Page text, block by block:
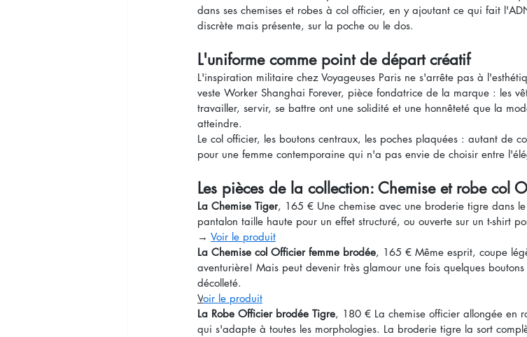
dans ses chemises et robes à col officier, en y ajoutant ce qui fait
discrète mais présente, sur la poche ou le dos.
L'uniforme comme point de départ créatif
L'inspiration militaire chez Voyageuses Paris ne s'arrête pas à
veste Worker Shanghai Forever, pièce fondatrice de la marque : les
travailler, servir, se battre ont une solidité et une honnêteté que la
atteindre.
Le col officier, les boutons centraux, les poches plaquées : autant de
pour une femme contemporaine qui n'a pas envie de choisir entre
Les pièces de la collection: Chemise et robe col
La Chemise Tiger, 165 € Une chemise avec une broderie tigre dans
pantalon taille haute pour un effet structuré, ou ouverte sur un t-shirt
→ Voir le produit
La Chemise col Officier femme brodée, 165 € Même esprit, coupe
aventurière! Mais peut devenir très glamour une fois quelques
décolleté.
Voir le produit
La Robe Officier brodée Tigre, 180 € La chemise officier allongée en
qui s'adapte à toutes les morphologies. La broderie tigre la sort